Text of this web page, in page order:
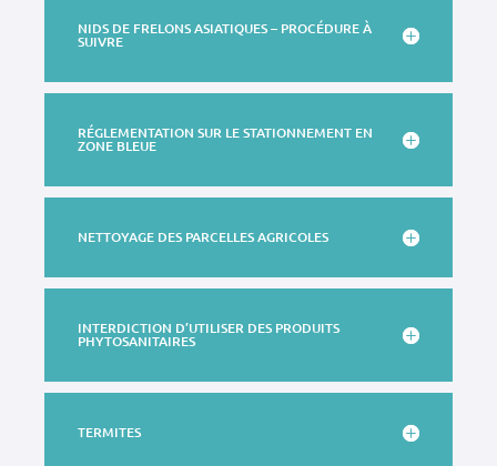
NIDS DE FRELONS ASIATIQUES – PROCÉDURE À
SUIVRE
RÉGLEMENTATION SUR LE STATIONNEMENT EN
ZONE BLEUE
NETTOYAGE DES PARCELLES AGRICOLES
INTERDICTION D’UTILISER DES PRODUITS
PHYTOSANITAIRES
TERMITES